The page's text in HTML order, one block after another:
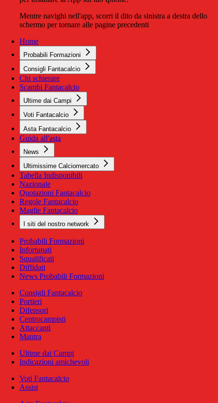
Mentre navighi nell'app, scorri il dito da sinistra a destra dello
schermo per tornare alle pagine precedenti
Home
Probabili Formazioni
Consigli Fantacalcio
Chi schierare
Scambi Fantacalcio
Ultime dai Campi
Voti Fantacalcio
Asta Fantacalcio
Guida all'asta
News
Ultimissime Calciomercato
Tabella Indisponibili
Nazionale
Quotazioni Fantacalcio
Regole Fantacalcio
Maglie Fantacalcio
I siti del nostro network
Probabili Formazioni
Infortunati
Squalificati
Diffidati
News Probabili Formazioni
Consigli Fantacalcio
Portieri
Difensori
Centrocampisti
Attaccanti
Mantra
Ultime dai Campi
Indicazioni amichevoli
Voti Fantacalcio
Assist